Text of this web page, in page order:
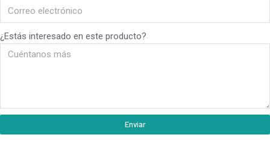
¿Estás interesado en este producto?
Enviar